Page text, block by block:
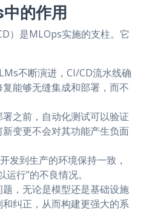
的作用
）是MLOps实施的支柱。它
不断演进，CI/CD流水线确
能够无缝集成和部署，而不
之前，自动化测试可以验证
变更不会对其功能产生负面
发到生产的环境保持一致，
行”的不良情况。
，无论是模型还是基础设施
纠正，从而构建更强大的系